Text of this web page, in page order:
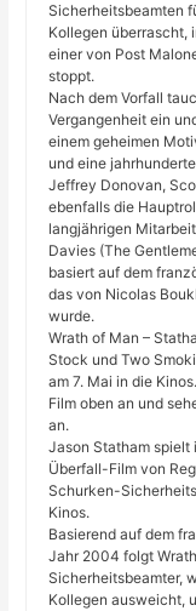
Sicherheitsbeamten
Kollegen überrascht,
einer von Post
stoppt.
Nach dem Vorfall
Vergangenheit ein
einem geheimen
und eine
Jeffrey Donovan,
ebenfalls die
langjährigen
Davies (The
basiert auf dem
das von Nicolas
wurde.
Wrath of Man –
Stock und Two
am 7. Mai in die
Film oben an und
an.
Jason Statham spielt
Überfall-Film von
Schurken-
Kinos.
Basierend auf dem
Jahr 2004 folgt
Sicherheitsbeamter,
Kollegen ausweicht,